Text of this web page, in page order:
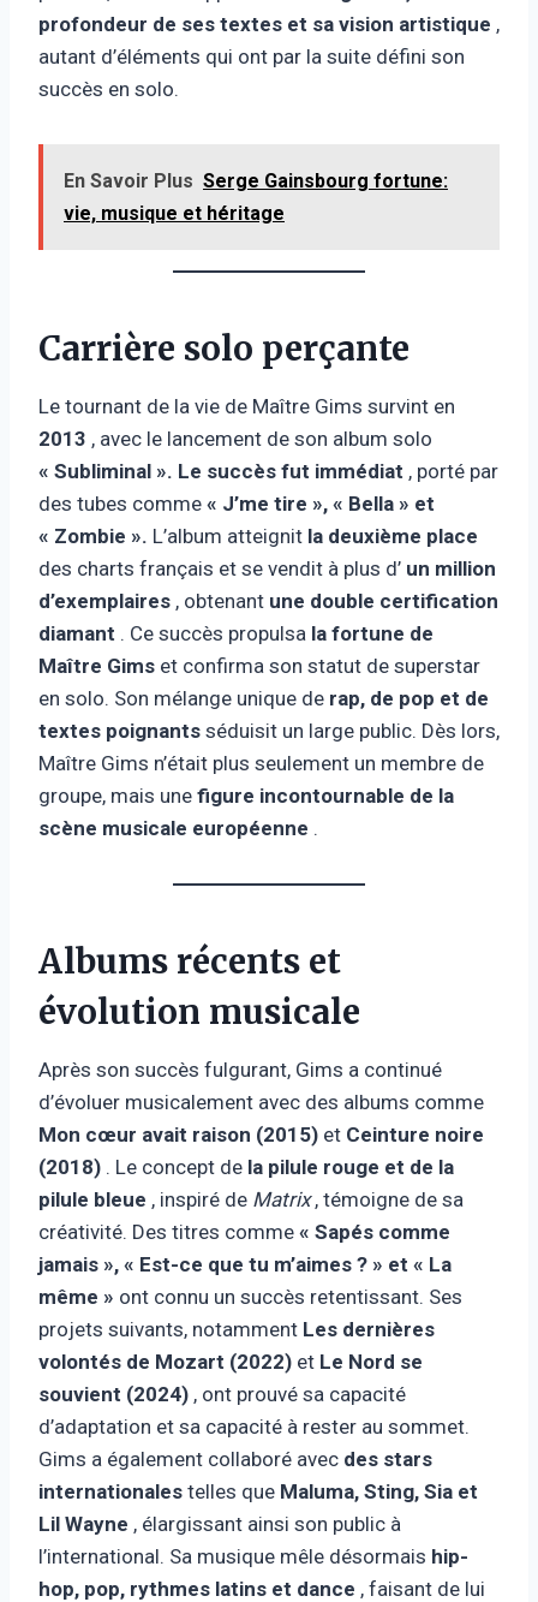
profondeur de ses textes et sa vision artistique ,
autant d’éléments qui ont par la suite défini son
succès en solo.
En Savoir Plus Serge Gainsbourg fortune:
vie, musique et héritage
Carrière solo perçante
Le tournant de la vie de Maître Gims survint en
2013 , avec le lancement de son album solo
« Subliminal ». Le succès fut immédiat , porté par
des tubes comme « J’me tire », « Bella » et
« Zombie ». L’album atteignit la deuxième place
des charts français et se vendit à plus d’ un million
d’exemplaires , obtenant une double certification
diamant . Ce succès propulsa la fortune de
Maître Gims et confirma son statut de superstar
en solo. Son mélange unique de rap, de pop et de
textes poignants séduisit un large public. Dès lors,
Maître Gims n’était plus seulement un membre de
groupe, mais une figure incontournable de la
scène musicale européenne .
Albums récents et
évolution musicale
Après son succès fulgurant, Gims a continué
d’évoluer musicalement avec des albums comme
Mon cœur avait raison (2015) et Ceinture noire
(2018) . Le concept de la pilule rouge et de la
pilule bleue , inspiré de Matrix, témoigne de sa
créativité. Des titres comme « Sapés comme
jamais », « Est-ce que tu m’aimes ? » et « La
même » ont connu un succès retentissant. Ses
projets suivants, notamment Les dernières
volontés de Mozart (2022) et Le Nord se
souvient (2024) , ont prouvé sa capacité
d’adaptation et sa capacité à rester au sommet.
Gims a également collaboré avec des stars
internationales telles que Maluma, Sting, Sia et
Lil Wayne , élargissant ainsi son public à
l’international. Sa musique mêle désormais hip-
hop, pop, rythmes latins et dance , faisant de lui